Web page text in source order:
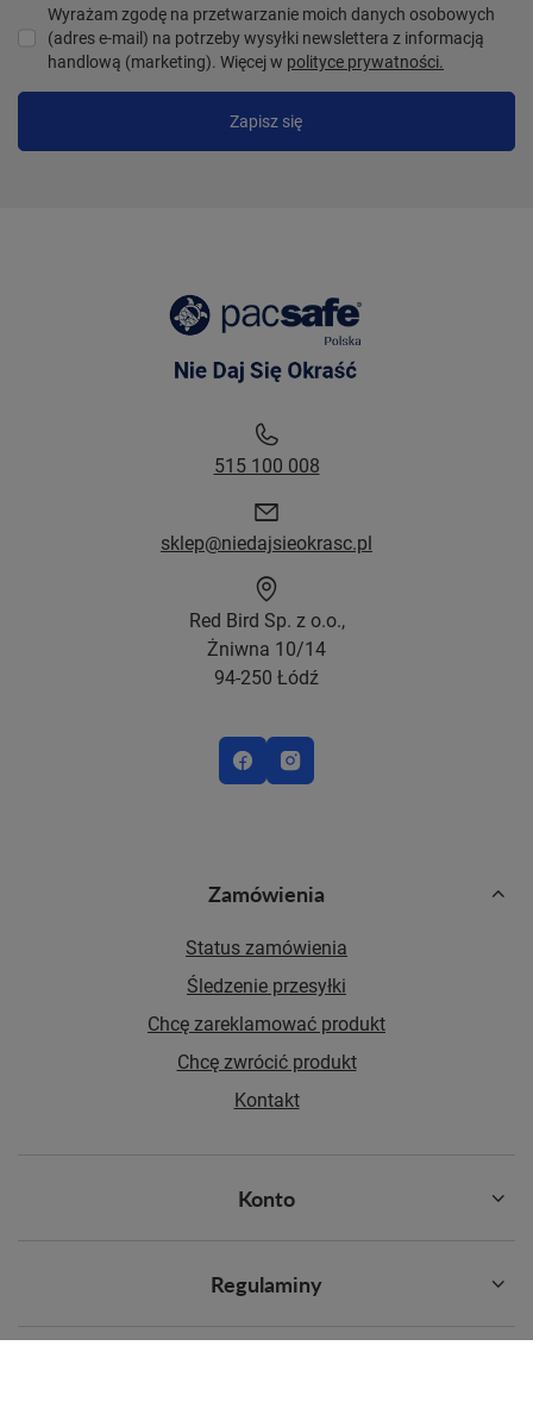
Wyrażam zgodę na przetwarzanie moich danych osobowych
(adres e-mail) na potrzeby wysyłki newslettera z informacją
handlową (marketing). Więcej w polityce prywatności.
Zapisz się
Zamówienia
Status zamówienia
Śledzenie przesyłki
Chcę zareklamować produkt
Chcę zwrócić produkt
Kontakt
Konto
Regulaminy
515 100 008
sklep@niedajsieokrasc.pl
Red Bird Sp. z o.o.,
Żniwna 10/14
94-250 Łódź